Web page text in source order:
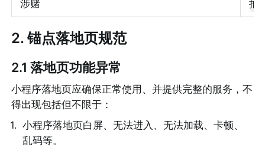
涉赌 抽
2. 锚点落地页规范
2.1 落地页功能异常
小程序落地页应确保正常使用、并提供完整的服务，不
得出现包括但不限于：
1. 小程序落地页白屏、无法进入、无法加载、卡顿、
乱码等。